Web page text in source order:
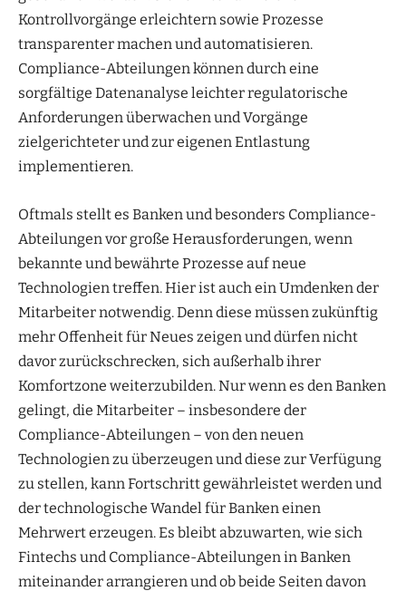
Kontrollvorgänge erleichtern sowie Prozesse
transparenter machen und automatisieren.
Compliance-Abteilungen können durch eine
sorgfältige Datenanalyse leichter regulatorische
Anforderungen überwachen und Vorgänge
zielgerichteter und zur eigenen Entlastung
implementieren.
Oftmals stellt es Banken und besonders Compliance-
Abteilungen vor große Herausforderungen, wenn
bekannte und bewährte Prozesse auf neue
Technologien treffen. Hier ist auch ein Umdenken der
Mitarbeiter notwendig. Denn diese müssen zukünftig
mehr Offenheit für Neues zeigen und dürfen nicht
davor zurückschrecken, sich außerhalb ihrer
Komfortzone weiterzubilden. Nur wenn es den Banken
gelingt, die Mitarbeiter – insbesondere der
Compliance-Abteilungen – von den neuen
Technologien zu überzeugen und diese zur Verfügung
zu stellen, kann Fortschritt gewährleistet werden und
der technologische Wandel für Banken einen
Mehrwert erzeugen. Es bleibt abzuwarten, wie sich
Fintechs und Compliance-Abteilungen in Banken
miteinander arrangieren und ob beide Seiten davon